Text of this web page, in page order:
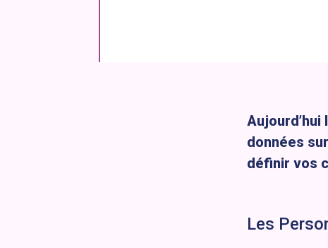
données
définir vos
Les